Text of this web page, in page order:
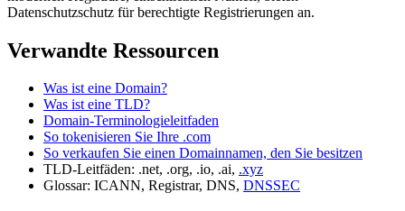
Datenschutzschutz für berechtigte Registrierungen an.
Verwandte Ressourcen
Was ist eine Domain?
Was ist eine TLD?
Domain-Terminologieleitfaden
So tokenisieren Sie Ihre .com
So verkaufen Sie einen Domainnamen, den Sie besitzen
TLD-Leitfäden: .net, .org, .io, .ai, .xyz
Glossar: ICANN, Registrar, DNS, DNSSEC